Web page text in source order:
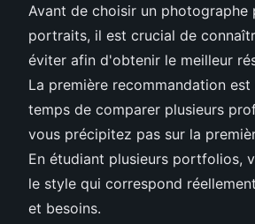
Avant de choisir un photographe
portraits, il est crucial de
éviter afin d'obtenir le meilleur
La première recommandation
temps de comparer plusieurs
vous précipitez pas sur la
En étudiant plusieurs portfolios,
le style qui correspond
et besoins.